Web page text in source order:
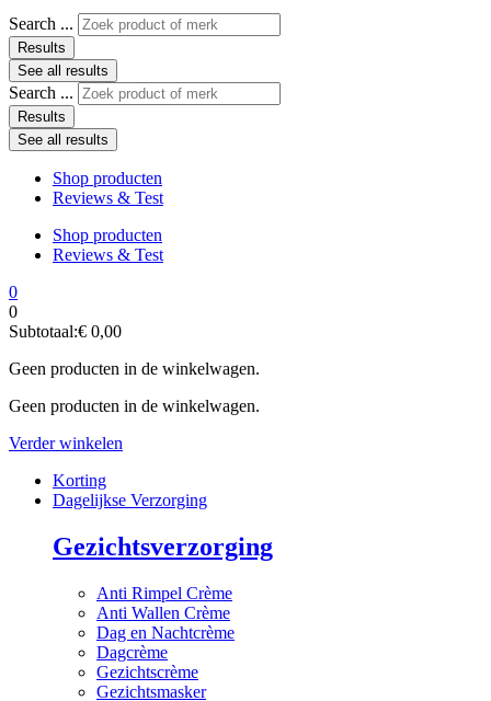
Search ...
Results
See all results
Search ...
Results
See all results
Shop producten
Reviews & Test
Shop producten
Reviews & Test
0
0
Subtotaal:€ 0,00
Geen producten in de winkelwagen.
Geen producten in de winkelwagen.
Verder winkelen
Korting
Dagelijkse Verzorging
Gezichtsverzorging
Anti Rimpel Crème
Anti Wallen Crème
Dag en Nachtcrème
Dagcrème
Gezichtscrème
Gezichtsmasker